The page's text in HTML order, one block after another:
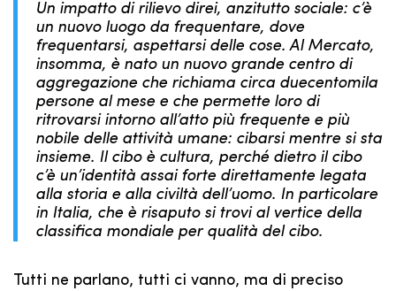
Un impatto di rilievo direi, anzitutto sociale: c’è
un nuovo luogo da frequentare, dove
frequentarsi, aspettarsi delle cose. Al Mercato,
insomma, è nato un nuovo grande centro di
aggregazione che richiama circa duecentomila
persone al mese e che permette loro di
ritrovarsi intorno all’atto più frequente e più
nobile delle attività umane: cibarsi mentre si sta
insieme. Il cibo è cultura, perché dietro il cibo
c’è un’identità assai forte direttamente legata
alla storia e alla civiltà dell’uomo. In particolare
in Italia, che è risaputo si trovi al vertice della
classifica mondiale per qualità del cibo.
Tutti ne parlano, tutti ci vanno, ma di preciso